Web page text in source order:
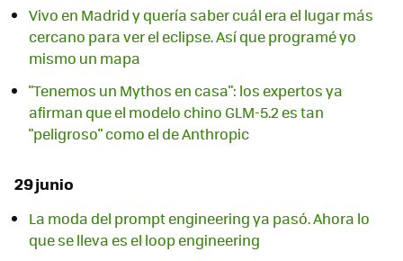
Vivo en Madrid y quería saber cuál era el lugar más
cercano para ver el eclipse. Así que programé yo
mismo un mapa
"Tenemos un Mythos en casa": los expertos ya
afirman que el modelo chino GLM-5.2 es tan
"peligroso" como el de Anthropic
29 junio
La moda del prompt engineering ya pasó. Ahora lo
que se lleva es el loop engineering